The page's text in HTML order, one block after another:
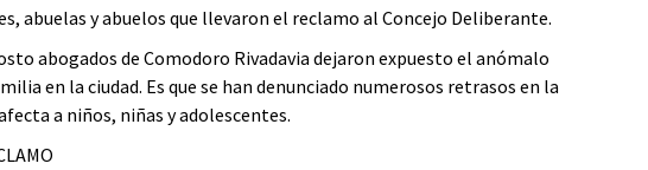
abuelas y abuelos que llevaron el reclamo al Concejo Deliberante.
abogados de Comodoro Rivadavia dejaron expuesto el anómalo
en la ciudad. Es que se han denunciado numerosos retrasos en la
a niños, niñas y adolescentes.